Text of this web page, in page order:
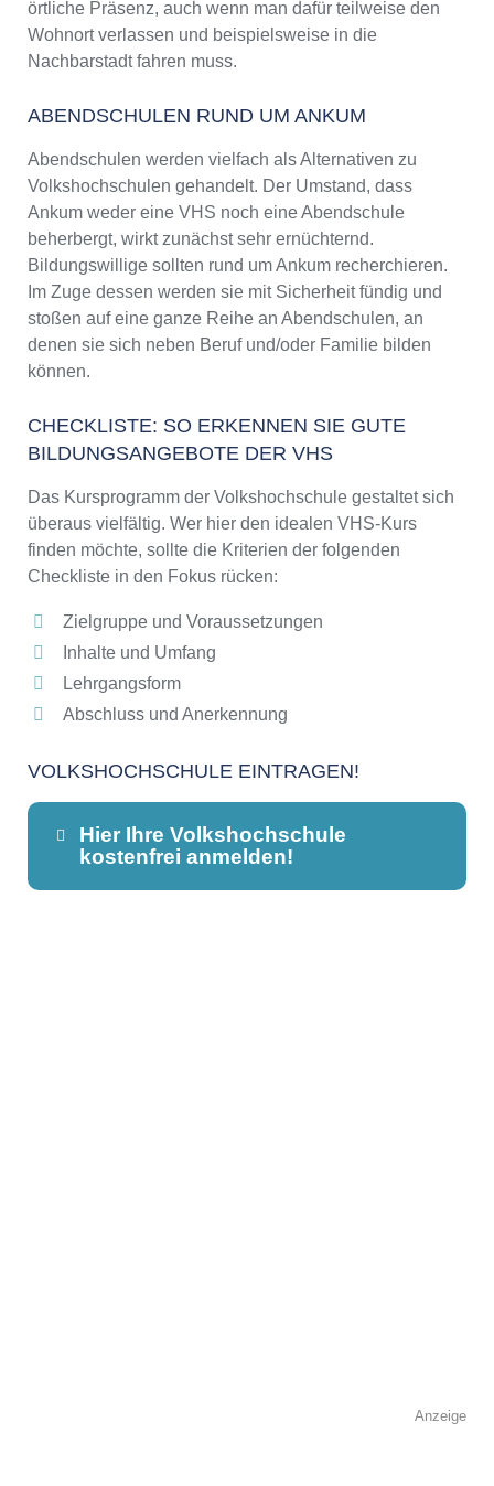
örtliche Präsenz, auch wenn man dafür teilweise den
Wohnort verlassen und beispielsweise in die
Nachbarstadt fahren muss.
ABENDSCHULEN RUND UM ANKUM
Abendschulen werden vielfach als Alternativen zu
Volkshochschulen gehandelt. Der Umstand, dass
Ankum weder eine VHS noch eine Abendschule
beherbergt, wirkt zunächst sehr ernüchternd.
Bildungswillige sollten rund um Ankum recherchieren.
Im Zuge dessen werden sie mit Sicherheit fündig und
stoßen auf eine ganze Reihe an Abendschulen, an
denen sie sich neben Beruf und/oder Familie bilden
können.
CHECKLISTE: SO ERKENNEN SIE GUTE
BILDUNGSANGEBOTE DER VHS
Das Kursprogramm der Volkshochschule gestaltet sich
überaus vielfältig. Wer hier den idealen VHS-Kurs
finden möchte, sollte die Kriterien der folgenden
Checkliste in den Fokus rücken:
Zielgruppe und Voraussetzungen
Inhalte und Umfang
Lehrgangsform
Abschluss und Anerkennung
VOLKSHOCHSCHULE EINTRAGEN!
Hier Ihre Volkshochschule
kostenfrei anmelden!
Anzeige